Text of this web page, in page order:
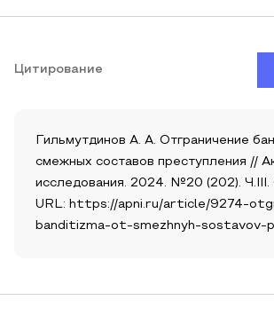
Цитирование
Гильмутдинов А. А. Отграничение
смежных составов преступления //
исследования. 2024. №20 (202). Ч.III.
URL: https://apni.ru/article/9274-
banditizma-ot-smezhnyh-sostavov-